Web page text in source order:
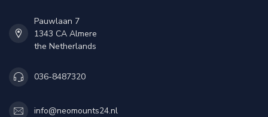
Pauwlaan 7
1343 CA Almere
the Netherlands
036-8487320
info@neomounts24.nl